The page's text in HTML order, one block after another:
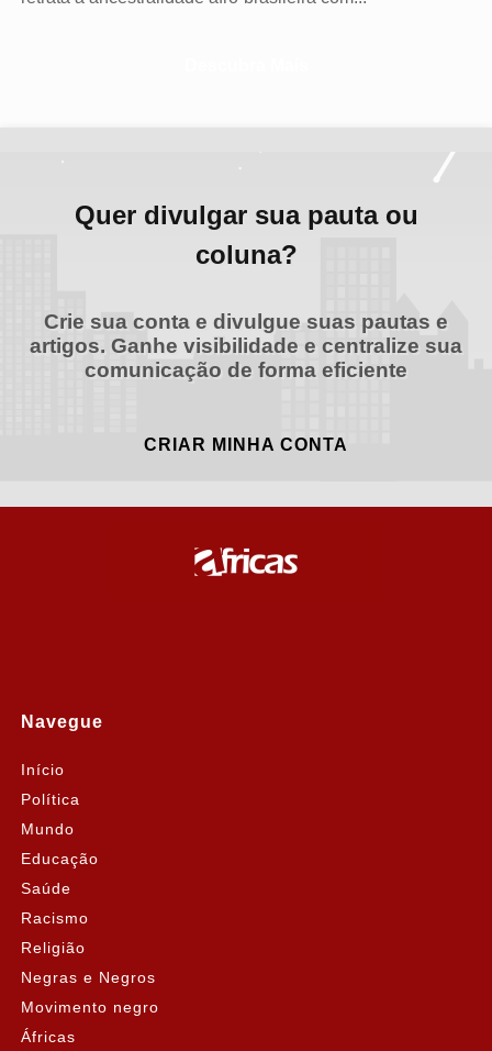
Quer divulgar sua pauta ou
coluna?
Crie sua conta e divulgue suas pautas e
artigos. Ganhe visibilidade e centralize sua
comunicação de forma eficiente
CRIAR MINHA CONTA
Navegue
Início
Política
Mundo
Educação
Saúde
Racismo
Religião
Negras e Negros
Movimento negro
Áfricas